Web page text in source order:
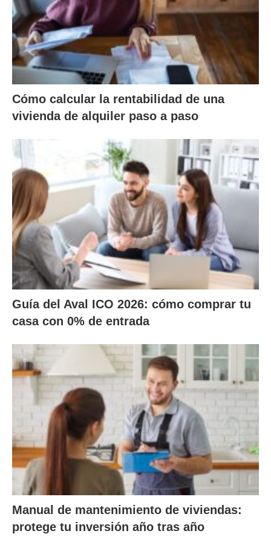
Cómo calcular la rentabilidad de una
vivienda de alquiler paso a paso
Guía del Aval ICO 2026: cómo comprar tu
casa con 0% de entrada
Manual de mantenimiento de viviendas:
protege tu inversión año tras año